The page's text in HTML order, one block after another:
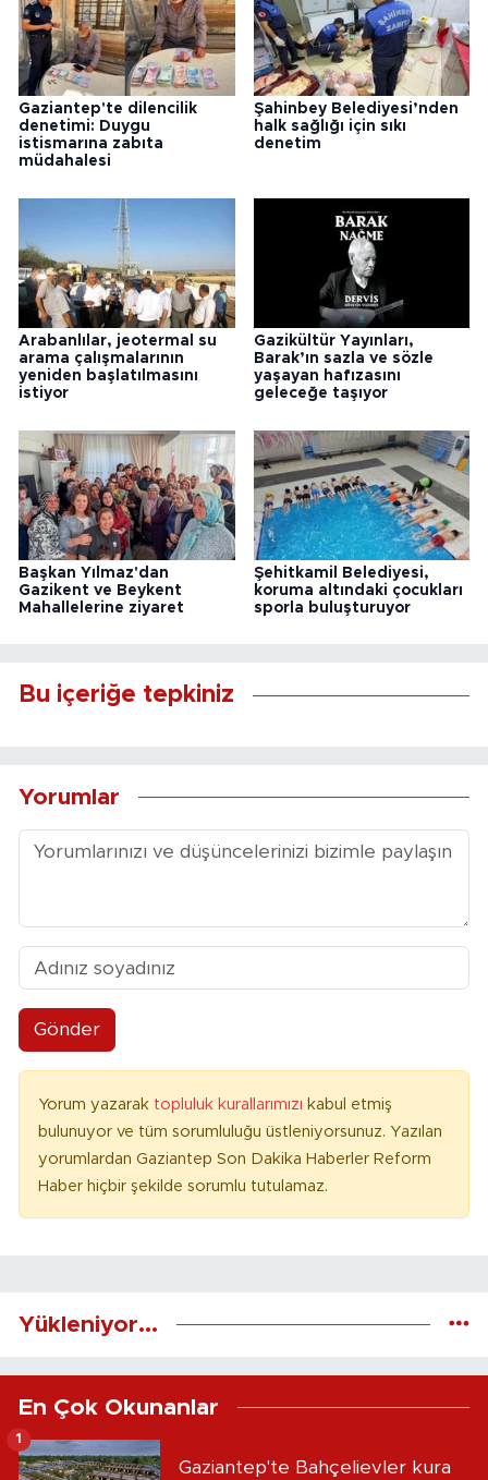
Gaziantep'te dilencilik
denetimi: Duygu
istismarına zabıta
müdahalesi
Şahinbey Belediyesi’nden
halk sağlığı için sıkı
denetim
Arabanlılar, jeotermal su
arama çalışmalarının
yeniden başlatılmasını
istiyor
Gazikültür Yayınları,
Barak’ın sazla ve sözle
yaşayan hafızasını
geleceğe taşıyor
Başkan Yılmaz'dan
Gazikent ve Beykent
Mahallelerine ziyaret
Şehitkamil Belediyesi,
koruma altındaki çocukları
sporla buluşturuyor
Bu içeriğe tepkiniz
Yorumlar
Gönder
Yorum yazarak topluluk kurallarımızı kabul etmiş
bulunuyor ve tüm sorumluluğu üstleniyorsunuz. Yazılan
yorumlardan Gaziantep Son Dakika Haberler Reform
Haber hiçbir şekilde sorumlu tutulamaz.
Yükleniyor...
En Çok Okunanlar
Gaziantep'te Bahçelievler kura
1